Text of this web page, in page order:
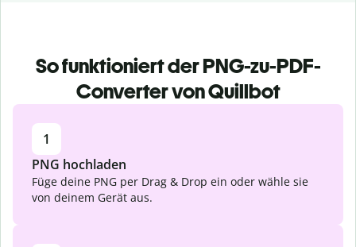
So funktioniert der PNG-zu-PDF-
Converter von Quillbot
1
PNG hochladen
Füge deine PNG per Drag & Drop ein oder wähle sie
von deinem Gerät aus.